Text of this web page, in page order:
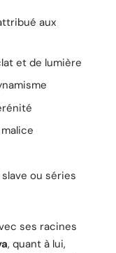
aux
et de lumière
ou séries
ses racines
, quant à lui,